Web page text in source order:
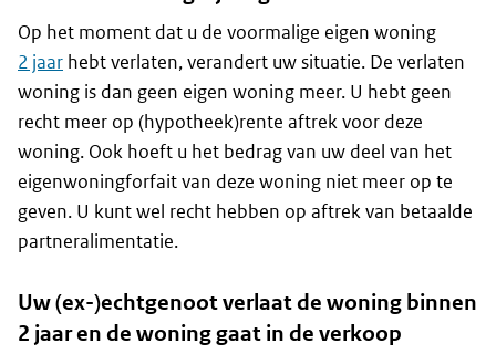
Op het moment dat u de voormalige eigen woning
2 jaar hebt verlaten, verandert uw situatie. De verlaten
woning is dan geen eigen woning meer. U hebt geen
recht meer op (hypotheek)rente aftrek voor deze
woning. Ook hoeft u het bedrag van uw deel van het
eigenwoningforfait van deze woning niet meer op te
geven. U kunt wel recht hebben op aftrek van betaalde
partneralimentatie.
Uw (ex-)echtgenoot verlaat de woning binnen
2 jaar en de woning gaat in de verkoop